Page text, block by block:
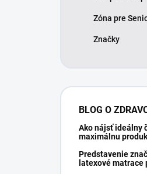
Zóna pre
Značky
BLOG O
Ako nájsť ideálny
maximálnu
Predstavenie
latexové matrace